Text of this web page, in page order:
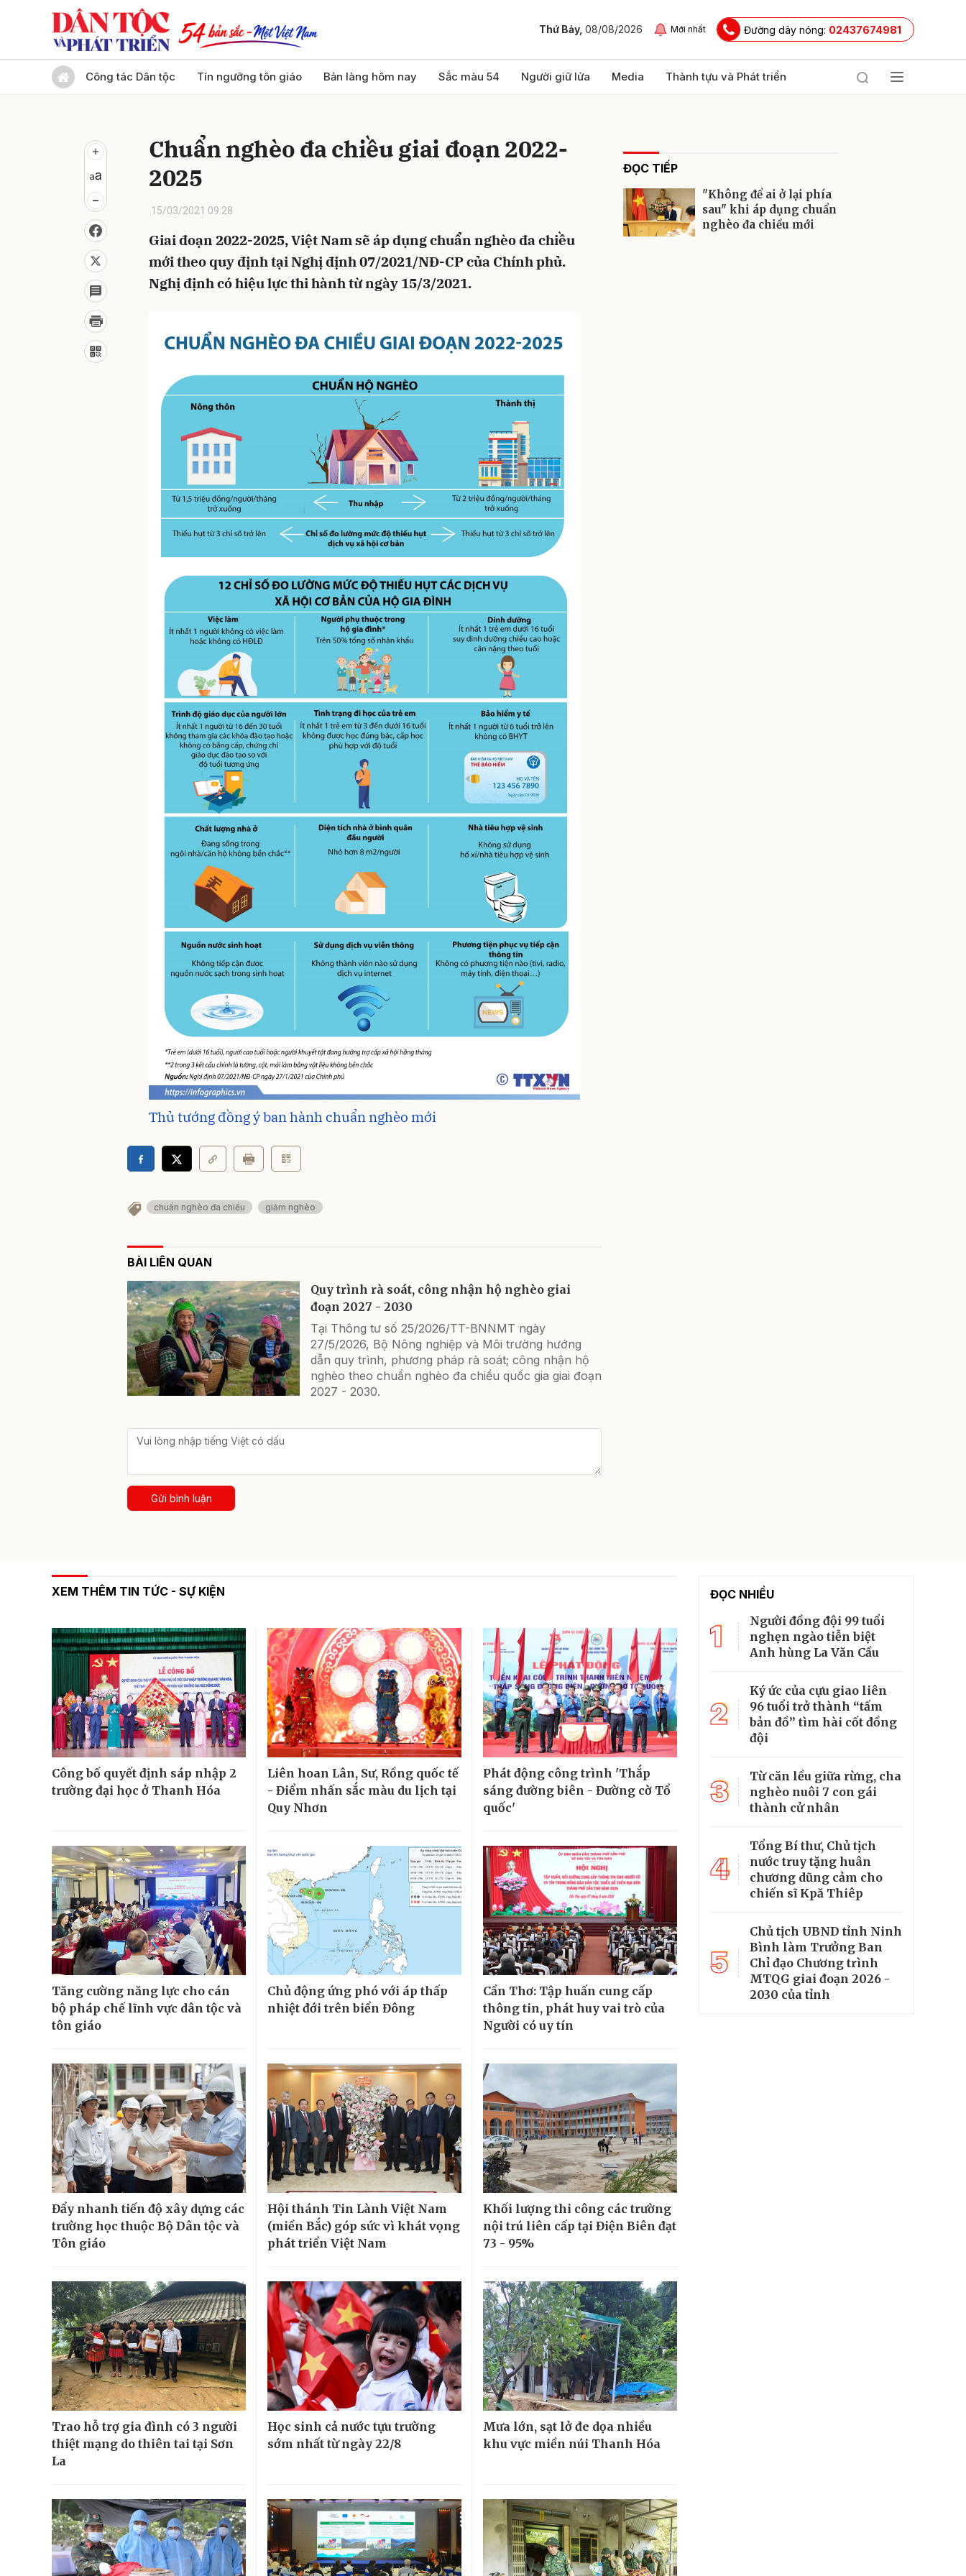
Thứ Bảy, 08/08/2026 Mới nhất Đường dây nóng: 02437674981
Công tác Dân tộc Tín ngưỡng tôn giáo Bản làng hôm nay Sắc màu 54 Người giữ lửa Media Thành tựu và Phát triển
Chuẩn nghèo đa chiều giai đoạn 2022-
2025
15/03/2021 09:28
Giai đoạn 2022-2025, Việt Nam sẽ áp dụng chuẩn nghèo đa chiều
mới theo quy định tại Nghị định 07/2021/NĐ-CP của Chính phủ.
Nghị định có hiệu lực thi hành từ ngày 15/3/2021.
Thủ tướng đồng ý ban hành chuẩn nghèo mới
chuẩn nghèo đa chiều giảm nghèo
BÀI LIÊN QUAN
Quy trình rà soát, công nhận hộ nghèo giai
đoạn 2027 - 2030
Tại Thông tư số 25/2026/TT-BNNMT ngày
27/5/2026, Bộ Nông nghiệp và Môi trường hướng
dẫn quy trình, phương pháp rà soát; công nhận hộ
nghèo theo chuẩn nghèo đa chiều quốc gia giai đoạn
2027 - 2030.
Gửi bình luận
ĐỌC TIẾP
"Không để ai ở lại phía
sau" khi áp dụng chuẩn
nghèo đa chiều mới
XEM THÊM TIN TỨC - SỰ KIỆN
Công bố quyết định sáp nhập 2
trường đại học ở Thanh Hóa
Liên hoan Lân, Sư, Rồng quốc tế
- Điểm nhấn sắc màu du lịch tại
Quy Nhơn
Phát động công trình 'Thắp
sáng đường biên - Đường cờ Tổ
quốc'
Tăng cường năng lực cho cán
bộ pháp chế lĩnh vực dân tộc và
tôn giáo
Chủ động ứng phó với áp thấp
nhiệt đới trên biển Đông
Cần Thơ: Tập huấn cung cấp
thông tin, phát huy vai trò của
Người có uy tín
Đẩy nhanh tiến độ xây dựng các
trường học thuộc Bộ Dân tộc và
Tôn giáo
Hội thánh Tin Lành Việt Nam
(miền Bắc) góp sức vì khát vọng
phát triển Việt Nam
Khối lượng thi công các trường
nội trú liên cấp tại Điện Biên đạt
73 - 95%
Trao hỗ trợ gia đình có 3 người
thiệt mạng do thiên tai tại Sơn
La
Học sinh cả nước tựu trường
sớm nhất từ ngày 22/8
Mưa lớn, sạt lở đe dọa nhiều
khu vực miền núi Thanh Hóa
ĐỌC NHIỀU
1
Người đồng đội 99 tuổi
nghẹn ngào tiễn biệt
Anh hùng La Văn Cầu
2
Ký ức của cựu giao liên
96 tuổi trở thành “tấm
bản đồ” tìm hài cốt đồng
đội
3
Từ căn lều giữa rừng, cha
nghèo nuôi 7 con gái
thành cử nhân
4
Tổng Bí thư, Chủ tịch
nước truy tặng huân
chương dũng cảm cho
chiến sĩ Kpă Thiêp
5
Chủ tịch UBND tỉnh Ninh
Bình làm Trưởng Ban
Chỉ đạo Chương trình
MTQG giai đoạn 2026 -
2030 của tỉnh
Gửi bình luận
Hủy Gửi